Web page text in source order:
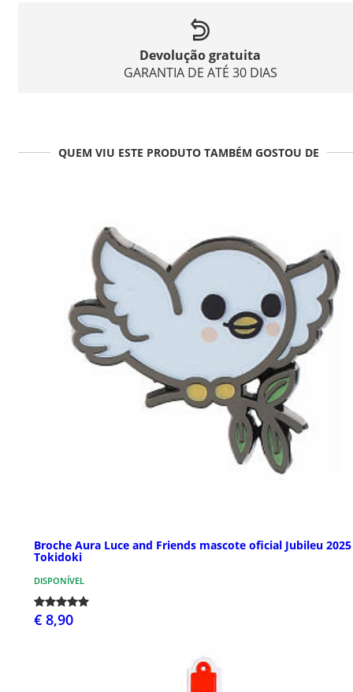
Devolução gratuita
GARANTIA DE ATÉ 30 DIAS
QUEM VIU ESTE PRODUTO TAMBÉM GOSTOU DE
Broche Aura Luce and Friends mascote oficial Jubileu 2025
Tokidoki
DISPONÍVEL
€ 8,90